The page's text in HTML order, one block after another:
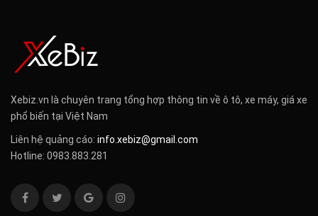
Xebiz.vn là chuyên trang tổng hợp thông tin về ô tô, xe máy, giá xe
phổ biến tại Việt Nam
Liên hệ quảng cáo: info.xebiz@gmail.com
Hotline: 0983.883.281